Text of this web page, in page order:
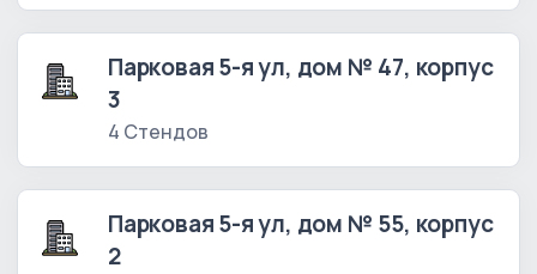
Парковая 5-я ул, дом № 47, корпус
3
4 Стендов
Парковая 5-я ул, дом № 55, корпус
2